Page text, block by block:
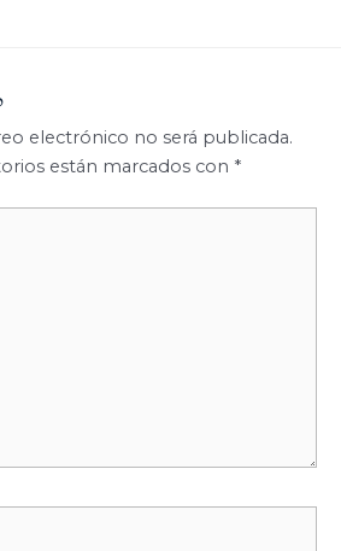
electrónico no será publicada.
están marcados con *